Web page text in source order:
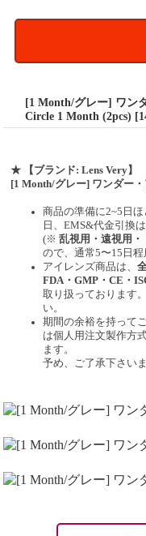
[1 Month/グレー] ワン
Circle 1 Month (2pcs)
★
【ブランド: Lens Very】
[1 Month/グレー] ワンダー
商品の準備に2~5日
日、EMS&代金引換
(※乱視用・遠視用
ので、通常5〜15日程
アイレンズ商品は、
FDA・GMP・CE・
取り扱っております
い。
期間の余裕を持って
は個人用注文製作方
ます。
予め、ご了承下さいま